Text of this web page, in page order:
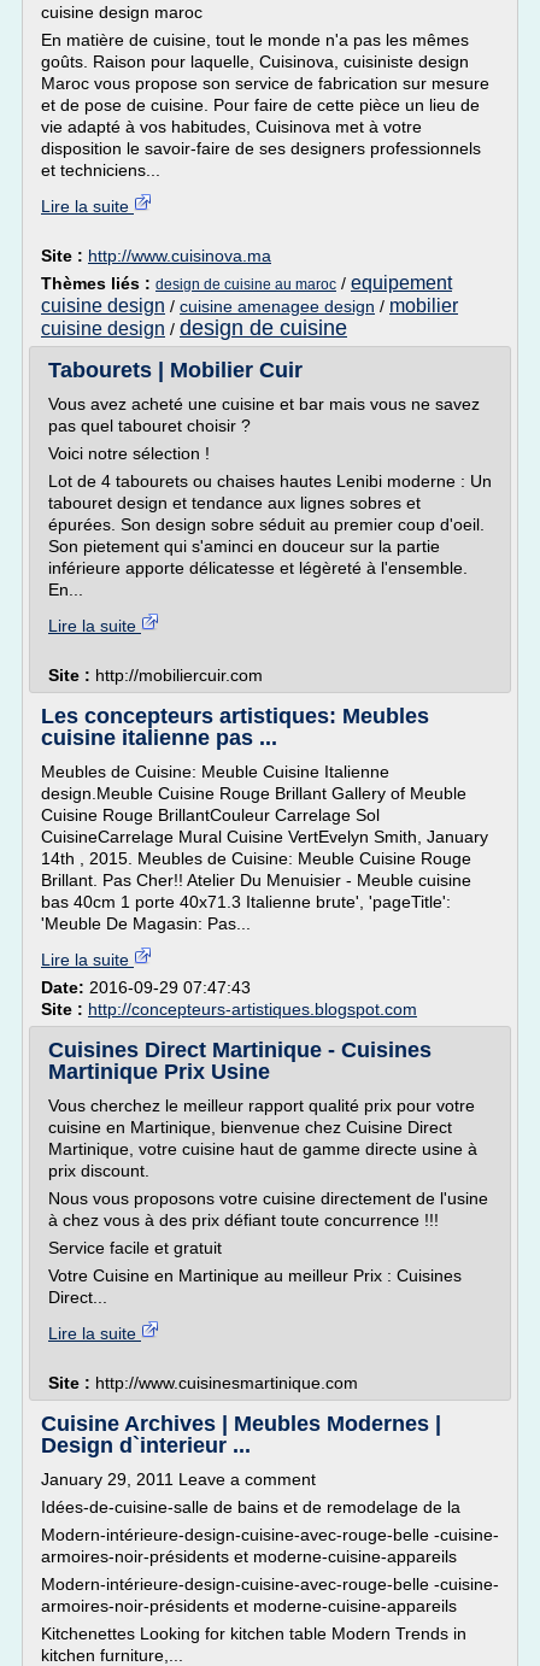
cuisine design maroc
En matière de cuisine, tout le monde n'a pas les mêmes
goûts. Raison pour laquelle, Cuisinova, cuisiniste design
Maroc vous propose son service de fabrication sur mesure
et de pose de cuisine. Pour faire de cette pièce un lieu de
vie adapté à vos habitudes, Cuisinova met à votre
disposition le savoir-faire de ses designers professionnels
et techniciens...
Lire la suite
Site : http://www.cuisinova.ma
Thèmes liés : design de cuisine au maroc / equipement
cuisine design / cuisine amenagee design / mobilier
cuisine design / design de cuisine
Tabourets | Mobilier Cuir
Vous avez acheté une cuisine et bar mais vous ne savez
pas quel tabouret choisir ?
Voici notre sélection !
Lot de 4 tabourets ou chaises hautes Lenibi moderne : Un
tabouret design et tendance aux lignes sobres et
épurées. Son design sobre séduit au premier coup d'oeil.
Son pietement qui s'aminci en douceur sur la partie
inférieure apporte délicatesse et légèreté à l'ensemble.
En...
Lire la suite
Site : http://mobiliercuir.com
Les concepteurs artistiques: Meubles
cuisine italienne pas ...
Meubles de Cuisine: Meuble Cuisine Italienne
design.Meuble Cuisine Rouge Brillant Gallery of Meuble
Cuisine Rouge BrillantCouleur Carrelage Sol
CuisineCarrelage Mural Cuisine VertEvelyn Smith, January
14th , 2015. Meubles de Cuisine: Meuble Cuisine Rouge
Brillant. Pas Cher!! Atelier Du Menuisier - Meuble cuisine
bas 40cm 1 porte 40x71.3 Italienne brute', 'pageTitle':
'Meuble De Magasin: Pas...
Lire la suite
Date: 2016-09-29 07:47:43
Site : http://concepteurs-artistiques.blogspot.com
Cuisines Direct Martinique - Cuisines
Martinique Prix Usine
Vous cherchez le meilleur rapport qualité prix pour votre
cuisine en Martinique, bienvenue chez Cuisine Direct
Martinique, votre cuisine haut de gamme directe usine à
prix discount.
Nous vous proposons votre cuisine directement de l'usine
à chez vous à des prix défiant toute concurrence !!!
Service facile et gratuit
Votre Cuisine en Martinique au meilleur Prix : Cuisines
Direct...
Lire la suite
Site : http://www.cuisinesmartinique.com
Cuisine Archives | Meubles Modernes |
Design d`interieur ...
January 29, 2011 Leave a comment
Idées-de-cuisine-salle de bains et de remodelage de la
Modern-intérieure-design-cuisine-avec-rouge-belle -cuisine-
armoires-noir-présidents et moderne-cuisine-appareils
Modern-intérieure-design-cuisine-avec-rouge-belle -cuisine-
armoires-noir-présidents et moderne-cuisine-appareils
Kitchenettes Looking for kitchen table Modern Trends in
kitchen furniture,...